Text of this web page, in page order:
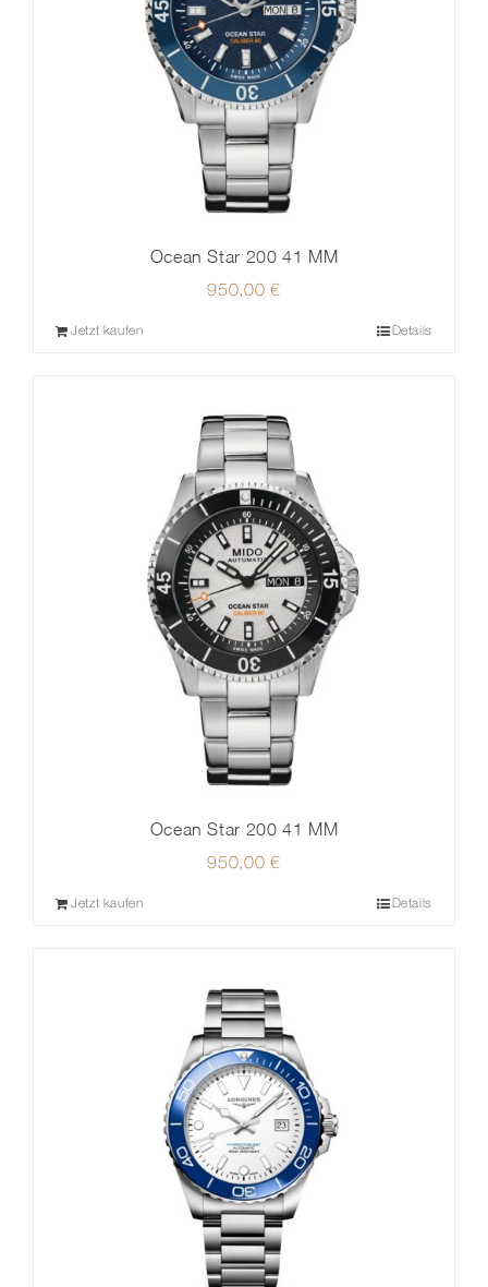
Ocean Star 200 41 MM
950,00 €
Jetzt kaufen Details
Ocean Star 200 41 MM
950,00 €
Jetzt kaufen Details